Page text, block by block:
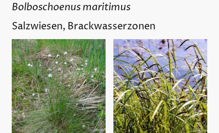
Bolboschoenus maritimus
Salzwiesen, Brackwasserzonen